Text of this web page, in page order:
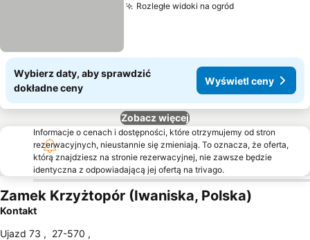
Rozległe widoki na ogród
Wybierz daty, aby sprawdzić
dokładne ceny
Wyświetl ceny
Zobacz więcej
Informacje o cenach i dostępności, które otrzymujemy od stron
rezerwacyjnych, nieustannie się zmieniają. To oznacza, że oferta,
którą znajdziesz na stronie rezerwacyjnej, nie zawsze będzie
identyczna z odpowiadającą jej ofertą na trivago.
Zamek Krzyżtopór (Iwaniska, Polska)
Kontakt
Ujazd 73 , 27-570 ,